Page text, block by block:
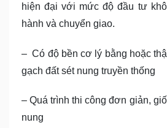
hiện đại với mức độ đầu tư
hành và chuyển giao.
– Có độ bền cơ lý bằng hoặc
gạch đất sét nung truyền thống
– Quá trình thi công đơn giản,
nung